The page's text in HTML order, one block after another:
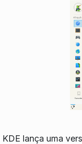
lança uma